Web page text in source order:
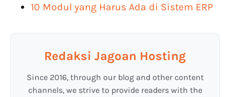
10 Modul yang Harus Ada di Sistem ERP
Redaksi Jagoan Hosting
Since 2016, through our blog and other content
channels, we strive to provide readers with the